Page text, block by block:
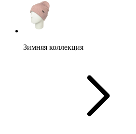
Зимняя коллекция